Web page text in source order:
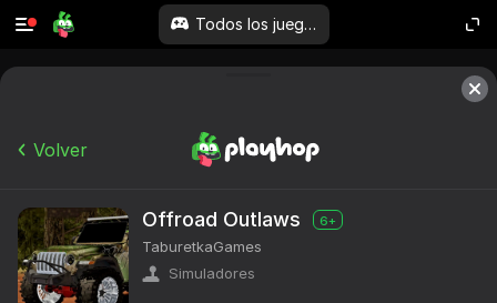
Todos los juegos
Volver
Offroad Outlaws 6+
TaburetkaGames
Simuladores